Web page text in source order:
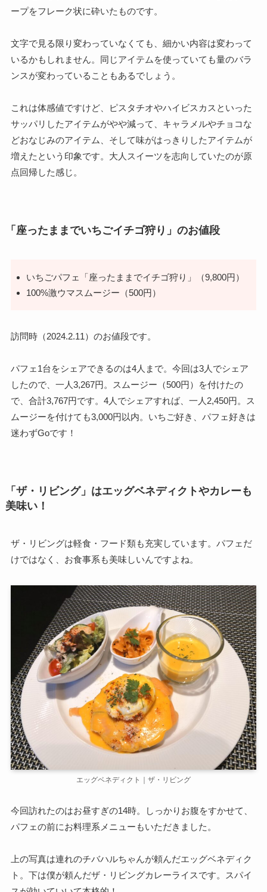
ープをフレーク状に砕いたものです。
文字で見る限り変わっていなくても、細かい内容は変わって
いるかもしれません。同じアイテムを使っていても量のバラ
ンスが変わっていることもあるでしょう。
これは体感値ですけど、ピスタチオやハイビスカスといった
サッパリしたアイテムがやや減って、キャラメルやチョコな
どおなじみのアイテム、そして味がはっきりしたアイテムが
増えたという印象です。大人スイーツを志向していたのが原
点回帰した感じ。
「座ったままでいちごイチゴ狩り」のお値段
いちごパフェ「座ったままでイチゴ狩り」（9,800円）
100%激ウマスムージー（500円）
訪問時（2024.2.11）のお値段です。
パフェ1台をシェアできるのは4人まで。今回は3人でシェア
したので、一人3,267円。スムージー（500円）を付けたの
で、合計3,767円です。4人でシェアすれば、一人2,450円。ス
ムージーを付けても3,000円以内。いちご好き、パフェ好きは
迷わずGoです！
「ザ・リビング」はエッグベネディクトやカレーも
美味い！
ザ・リビングは軽食・フード類も充実しています。パフェだ
けではなく、お食事系も美味しいんですよね。
エッグベネディクト｜ザ・リビング
今回訪れたのはお昼すぎの14時。しっかりお腹をすかせて、
パフェの前にお料理系メニューもいただきました。
上の写真は連れのチバハルちゃんが頼んだエッグベネディク
ト。下は僕が頼んだザ・リビングカレーライスです。スパイ